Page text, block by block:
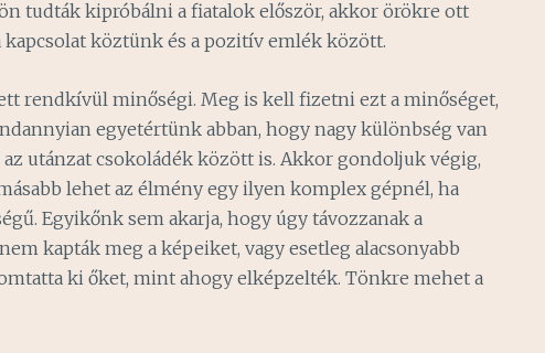
tudták kipróbálni a fiatalok először, akkor örökre ott
kapcsolat köztünk és a pozitív emlék között.
rendkívül minőségi. Meg is kell fizetni ezt a minőséget,
egyetértünk abban, hogy nagy különbség van
az utánzat csokoládék között is. Akkor gondoljuk végig,
lehet az élmény egy ilyen komplex gépnél, ha
Egyikőnk sem akarja, hogy úgy távozzanak a
kapták meg a képeiket, vagy esetleg alacsonyabb
ki őket, mint ahogy elképzelték. Tönkre mehet a